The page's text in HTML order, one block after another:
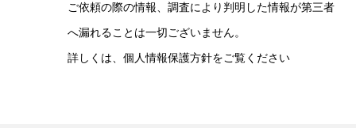
ご依頼の際の情報、調査により判明した情報が第三者
へ漏れることは一切ございません。
詳しくは、個人情報保護方針をご覧ください